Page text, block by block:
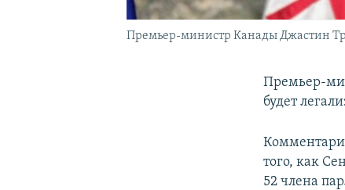
Премьер-министр Канады Джастин
Премьер-
будет
того, как
52 члена